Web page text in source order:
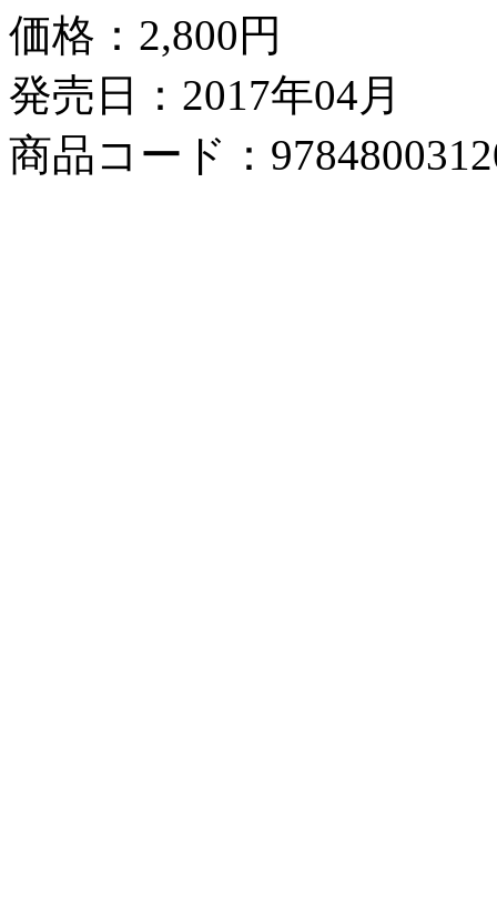
価格： 2,800円
発売日：2017年04月
商品コード：